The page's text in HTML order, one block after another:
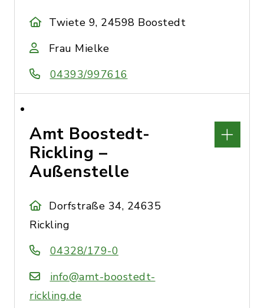
Twiete 9, 24598 Boostedt
Frau Mielke
04393/997616
Amt Boostedt-
Rickling –
Außenstelle
Dorfstraße 34, 24635
Rickling
04328/179-0
info@amt-boostedt-
rickling.de